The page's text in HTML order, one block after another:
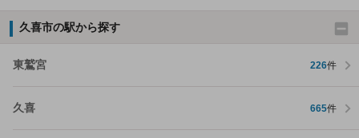
久喜市の駅から探す
東鷲宮 226件
久喜 665件